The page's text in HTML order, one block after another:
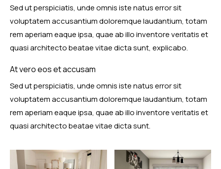
Sed ut perspiciatis, unde omnis iste natus error sit
voluptatem accusantium doloremque laudantium, totam
rem aperiam eaque ipsa, quae ab illo inventore veritatis et
quasi architecto beatae vitae dicta sunt, explicabo.
At vero eos et accusam
Sed ut perspiciatis, unde omnis iste natus error sit
voluptatem accusantium doloremque laudantium, totam
rem aperiam eaque ipsa, quae ab illo inventore veritatis et
quasi architecto beatae vitae dicta sunt.